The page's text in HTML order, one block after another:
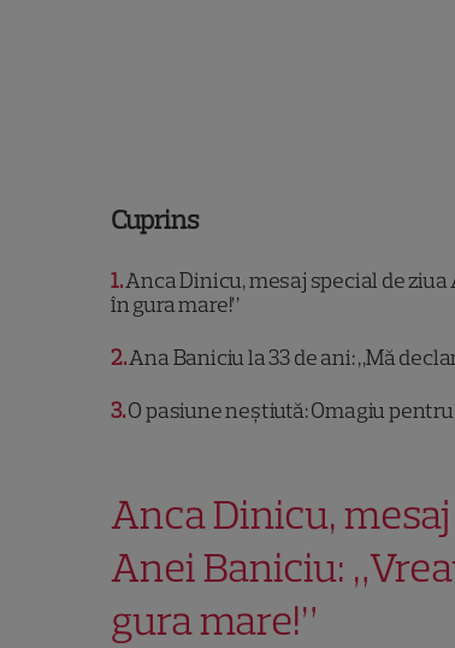
Cuprins
1Anca Dinicu, mesaj special de ziua
în gura mare!”
2Ana Baniciu la 33 de ani: „Mă
3O pasiune neștiută: Omagiu
Anca Dinicu,
Anei Baniciu:
gura mare!”